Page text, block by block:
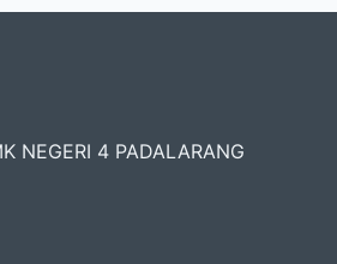
NEGERI 4 PADALARANG